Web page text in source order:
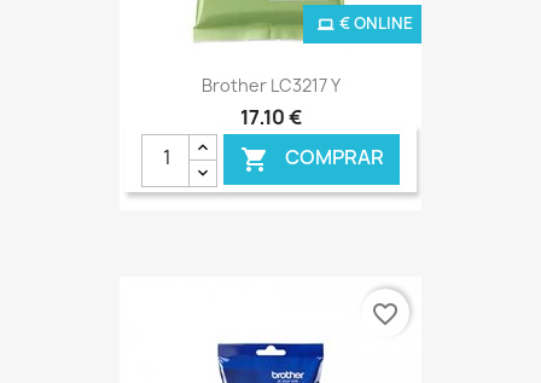
Brother LC3217 Y
17,10 €
 COMPRAR
€ ONLINE
favorite_border